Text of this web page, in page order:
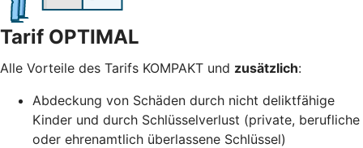
Tarif OPTIMAL
Alle Vorteile des Tarifs KOMPAKT und zusätzlich:
Abdeckung von Schäden durch nicht deliktfähige
Kinder und durch Schlüsselverlust (private, berufliche
oder ehrenamtlich überlassene Schlüssel)